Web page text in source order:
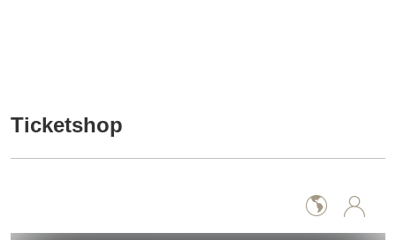
Ticketshop